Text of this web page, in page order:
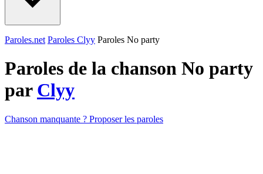
Paroles.net Paroles Clyy Paroles No party
Paroles de la chanson No party
par Clyy
Chanson manquante ? Proposer les paroles